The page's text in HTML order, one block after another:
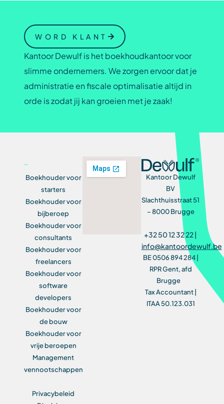
WORD KLANT
Kantoor Dewulf is het boekhoudkantoor voor
slimme ondernemers. We zorgen ervoor dat je
administratie en fiscale optimalisatie altijd in
orde is zodat jij kan groeien met je zaak!
Boekhouder voor
starters
Boekhouder voor
bijberoep
Boekhouder voor
consultants
Boekhouder voor
freelancers
Boekhouder voor
software
developers
Boekhouder voor
de bouw
Boekhouder voor
vrije beroepen
Management
vennootschappen
Privacybeleid
Kantoor Dewulf
BV
Slachthuisstraat 51
– 8000 Brugge
+32 50 12 32 22 |
info@kantoordewulf.be
BE 0506 894 284 |
RPR Gent, afd
Brugge
Tax Accountant |
ITAA 50.123.031